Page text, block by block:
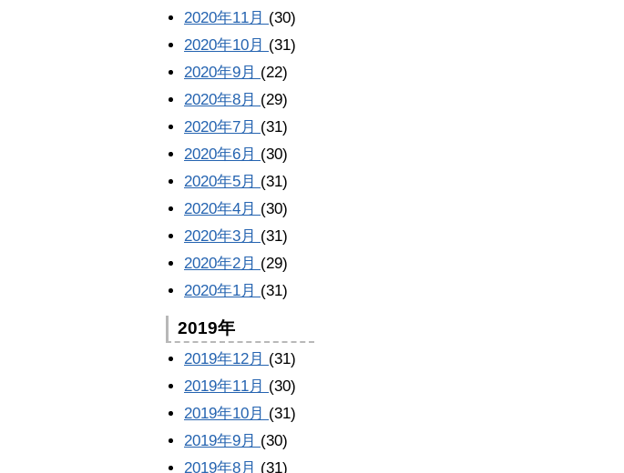
2020年11月 (30)
2020年10月 (31)
2020年9月 (22)
2020年8月 (29)
2020年7月 (31)
2020年6月 (30)
2020年5月 (31)
2020年4月 (30)
2020年3月 (31)
2020年2月 (29)
2020年1月 (31)
2019年
2019年12月 (31)
2019年11月 (30)
2019年10月 (31)
2019年9月 (30)
2019年8月 (31)